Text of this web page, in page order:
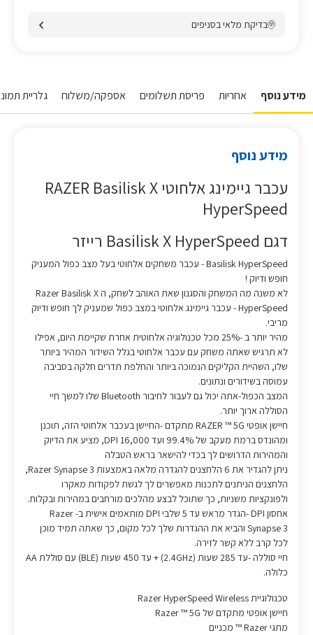
בדיקת מלאי בסניפים
מידע נוסף אחריות פריסת תשלומים אספקה/משלוח גלריית
מידע נוסף
עכבר גיימינג אלחוטי RAZER Basilisk X
HyperSpeed
דגם Basilisk X HyperSpeed רייזר
Basilisk HyperSpeed - עכבר משחקים אלחוטי בעל מצב כפול המעניק
חופש ודיוק !
לא משנה מה המשחק והסגנון שאת האוהב לשחק, ה Razer Basilisk X
HyperSpeed - עכבר גיימינג אלחוטי במצב כפול שמעניק לך חופש ודיוק
מריבי.
מהיר יותר ב -25% מכל טכנולוגיה אלחוטית אחרת שקיימת היום, אפילו
לא תרגיש שאתה משחק עם עכבר אלחוטי בגלל השידור המהיר ביותר
שלו, השהיית הקליקים הנמוכה ביותר והחלפת תדרים חלקה בסביבה
עמוסה בשידורים ונתונים.
המצב הכפול-אתה יכול גם לעבור לחיבור Bluetooth שלו למשך חיי
הסוללה ארוך יותר.
חיישן אופטי RAZER ™ 5G מתקדם -החיישן בעכבר אלחוטי הזה, תוכנן
ומהונדס ברמת מעקב של 99.4% ועד 16,000 DPI, מציע את הדיוק
והמהירות הדרושים לך בכדי להישאר בראש הטבלה
ניתן להגדיר את 6 הלחצנים להגדרה מלאה באמצעות Razer Synapse 3,
הלחצנים הניתנים לתכנות מאפשרים לך לגשת לפקודות מאקרו
ולפונקציות משניות, כך שתוכל לבצע מהלכים מורחבים במהירות ובקלות.
אחסון DPI -הגדר מראש עד 5 שלבי DPI מותאמים אישית ב- Razer
Synapse 3 והביא את ההגדרות שלך לכל מקום, כך שאתה תמיד מוכן
לכל קרב ללא קשר לזירה.
חיי סוללה -עד 285 שעות (2.4GHz) + עד 450 שעות (BLE) עם סוללת AA
כלולה.
טכנולוגיית Razer HyperSpeed Wireless
חיישן אופטי מתקדם של Razer ™ 5G
מתגי Razer ™ מכניים